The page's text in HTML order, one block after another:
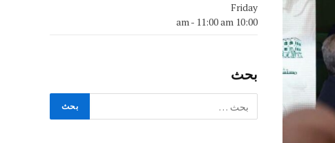
Friday
10:00 am
- 11:00 am
بحث